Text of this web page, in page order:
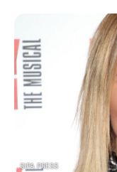
SIPA PRESS